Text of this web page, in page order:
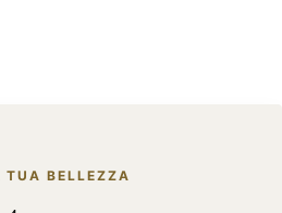
TUA BELLEZZA